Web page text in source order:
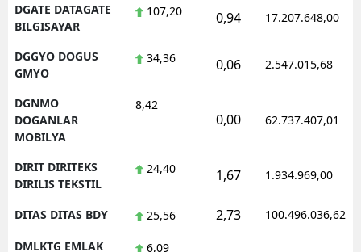
DGATE DATAGATE
BILGISAYAR
107,20 0,94 17.207.648,00
DGGYO DOGUS
GMYO
34,36 0,06 2.547.015,68
DGNMO
DOGANLAR
MOBILYA
8,42
0,00 62.737.407,01
DIRIT DIRITEKS
DIRILIS TEKSTIL
24,40 1,67 1.934.969,00
DITAS DITAS BDY 25,56 2,73 100.496.036,62
DMLKTG EMLAK
6,09